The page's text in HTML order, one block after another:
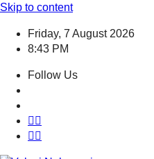
Skip to content
Friday, 7 August 2026
8:43 PM
Follow Us